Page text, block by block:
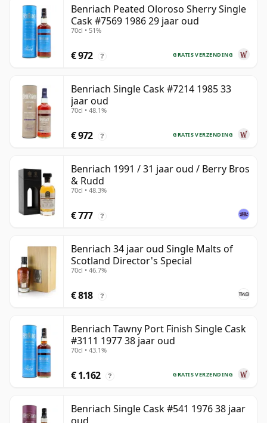
Benriach Peated Oloroso Sherry Single
Cask #7569 1986 29 jaar oud
70cl • 51%
GRATIS VERZENDING
€ 972 ?
Benriach Single Cask #7214 1985 33
jaar oud
70cl • 48.1%
GRATIS VERZENDING
€ 972 ?
Benriach 1991 / 31 jaar oud / Berry Bros
& Rudd
70cl • 48.3%
€ 777 ?
Benriach 34 jaar oud Single Malts of
Scotland Director's Special
70cl • 46.7%
€ 818 ?
Benriach Tawny Port Finish Single Cask
#3111 1977 38 jaar oud
70cl • 43.1%
GRATIS VERZENDING
€ 1.162 ?
Benriach Single Cask #541 1976 38 jaar